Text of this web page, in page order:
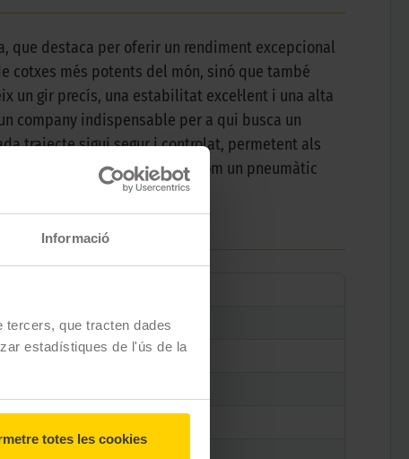
Informació
que tracten dades
estadístiques de l'ús de la
totes les cookies
que destaca per oferir un rendiment excepcional
cotxes més potents del món, sinó que també
un gir precís, una estabilitat excel·lent i una alta
company indispensable per a qui busca un
trajecte sigui segur i controlat, permetent als
el P Zero es perfila com un pneumàtic